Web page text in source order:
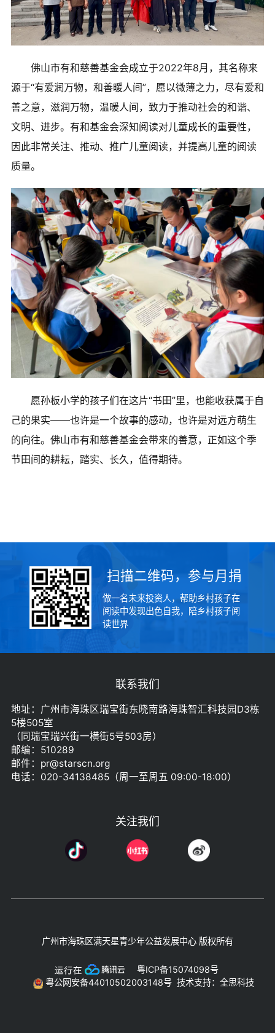
佛山市有和慈善基金会成立于2022年8月，其名称来
源于“有爱润万物，和善暖人间”，愿以微薄之力，尽有爱和
善之意，滋润万物，温暖人间，致力于推动社会的和谐、
文明、进步。有和基金会深知阅读对儿童成长的重要性，
因此非常关注、推动、推广儿童阅读，并提高儿童的阅读
质量。
愿孙板小学的孩子们在这片“书田”里，也能收获属于自
己的果实——也许是一个故事的感动，也许是对远方萌生
的向往。佛山市有和慈善基金会带来的善意，正如这个季
节田间的耕耘，踏实、长久，值得期待。
扫描二维码，参与月捐
做一名未来投资人，帮助乡村孩子在
阅读中发现出色自我，陪乡村孩子阅
读世界
联系我们
地址：广州市海珠区瑞宝街东晓南路海珠智汇科技园D3栋
5楼505室
（同瑞宝瑞兴街一横街5号503房）
邮编：510289
邮件：pr@starscn.org
电话：020-34138485（周一至周五 09:00-18:00）
关注我们
广州市海珠区满天星青少年公益发展中心 版权所有
粤ICP备15074098号
粤公网安备44010502003148号 技术支持：全思科技